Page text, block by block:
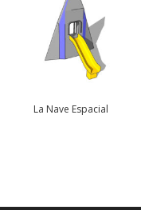
La Nave Espacial